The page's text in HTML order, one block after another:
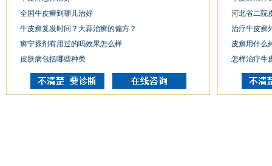
全国牛皮癣到哪儿治好
牛皮癣复发时间？大蒜治癣的偏方？
癣宁搽剂有用过的吗效果怎么样
皮肤病包括哪些种类
河北省二院
治疗牛皮癣
皮癣用什么
怎样治疗牛